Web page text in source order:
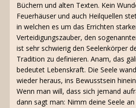
Büchern und alten Texten. Kein
Feuerhäuser und auch Heilquellen
in welchen es um das Errichten
Verteidigungszauber, den
ist sehr schwierig den Seelenkörper
Tradition zu definieren. Anam, das
bedeutet Lebenskraft. Die Seele
wieder heraus, ins Bewusstsein
Wenn man will, dass sich jemand
dann sagt man: Nimm deine Seele an